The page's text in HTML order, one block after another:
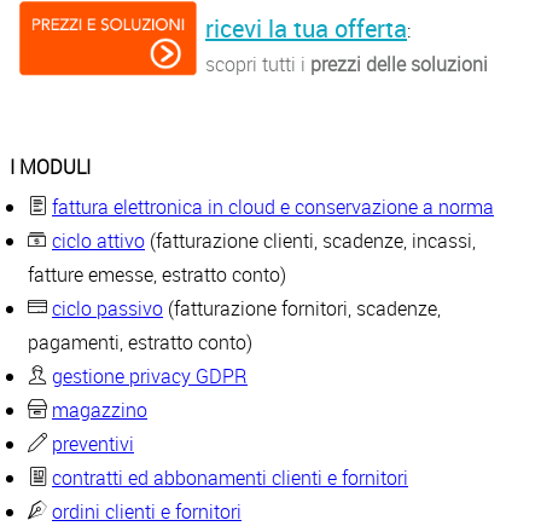
ricevi la tua offerta:
scopri tutti i prezzi delle soluzioni
I MODULI
fattura elettronica in cloud e conservazione a norma
ciclo attivo (fatturazione clienti, scadenze, incassi,
fatture emesse, estratto conto)
ciclo passivo (fatturazione fornitori, scadenze,
pagamenti, estratto conto)
gestione privacy GDPR
magazzino
preventivi
contratti ed abbonamenti clienti e fornitori
ordini clienti e fornitori